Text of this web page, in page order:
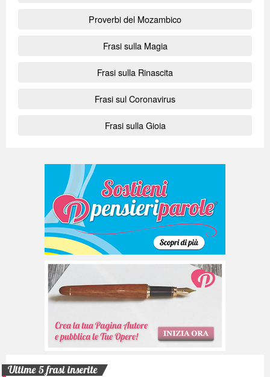
Proverbi del Mozambico
Frasi sulla Magia
Frasi sulla Rinascita
Frasi sul Coronavirus
Frasi sulla Gioia
Ultime 5 frasi inserite